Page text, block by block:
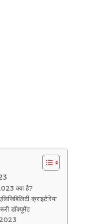
क्या है?
क्राइटेरिया
डॉक्यूमेंट